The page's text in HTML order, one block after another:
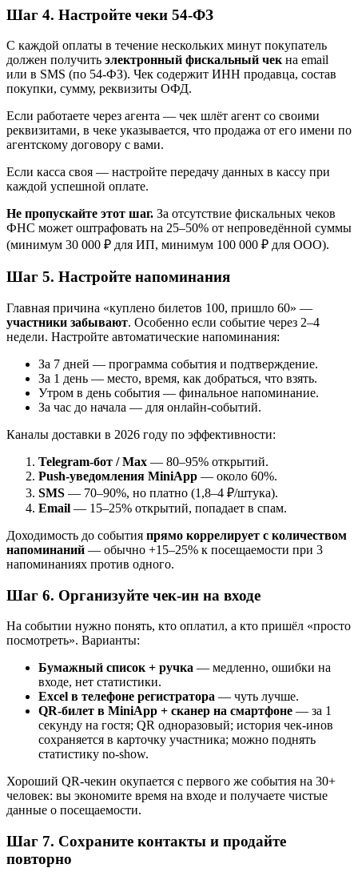
Шаг 4. Настройте чеки 54-ФЗ
С каждой оплаты в течение нескольких минут покупатель
должен получить электронный фискальный чек на email
или в SMS (по 54-ФЗ). Чек содержит ИНН продавца, состав
покупки, сумму, реквизиты ОФД.
Если работаете через агента — чек шлёт агент со своими
реквизитами, в чеке указывается, что продажа от его имени по
агентскому договору с вами.
Если касса своя — настройте передачу данных в кассу при
каждой успешной оплате.
Не пропускайте этот шаг. За отсутствие фискальных чеков
ФНС может оштрафовать на 25–50% от непроведённой суммы
(минимум 30 000 ₽ для ИП, минимум 100 000 ₽ для ООО).
Шаг 5. Настройте напоминания
Главная причина «куплено билетов 100, пришло 60» —
участники забывают. Особенно если событие через 2–4
недели. Настройте автоматические напоминания:
За 7 дней — программа события и подтверждение.
За 1 день — место, время, как добраться, что взять.
Утром в день события — финальное напоминание.
За час до начала — для онлайн-событий.
Каналы доставки в 2026 году по эффективности:
Telegram-бот / Max — 80–95% открытий.
Push-уведомления MiniApp — около 60%.
SMS — 70–90%, но платно (1,8–4 ₽/штука).
Email — 15–25% открытий, попадает в спам.
Доходимость до события прямо коррелирует с количеством
напоминаний — обычно +15–25% к посещаемости при 3
напоминаниях против одного.
Шаг 6. Организуйте чек-ин на входе
На событии нужно понять, кто оплатил, а кто пришёл «просто
посмотреть». Варианты:
Бумажный список + ручка — медленно, ошибки на
входе, нет статистики.
Excel в телефоне регистратора — чуть лучше.
QR-билет в MiniApp + сканер на смартфоне — за 1
секунду на гостя; QR одноразовый; история чек-инов
сохраняется в карточку участника; можно поднять
статистику no-show.
Хороший QR-чекин окупается с первого же события на 30+
человек: вы экономите время на входе и получаете чистые
данные о посещаемости.
Шаг 7. Сохраните контакты и продайте
повторно